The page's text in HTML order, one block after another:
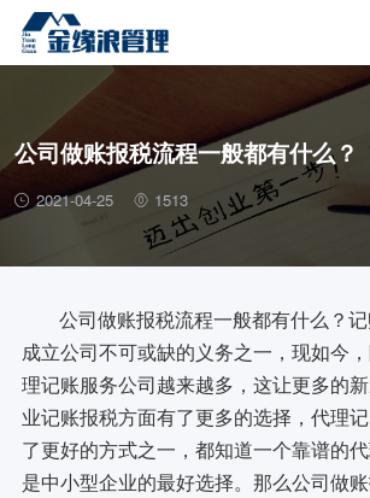
财税百科
公司做账报税流程一般都有什么？
2021-04-25 1513
公司做账报税流程一般都有什么？
成立公司不可或缺的义务之一，现如今
理记账服务公司越来越多，这让更多的
业记账报税方面有了更多的选择，代理
了更好的方式之一，都知道一个靠谱的
是中小型企业的最好选择。那么公司做